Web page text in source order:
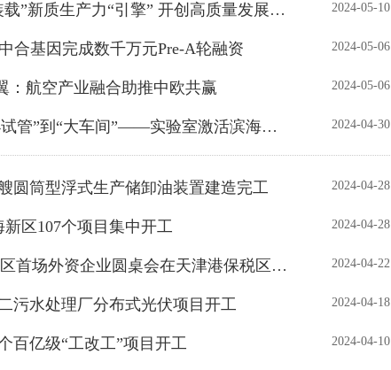
• 全媒聚焦！保税区“装载”新质生产力“引擎” 开创高质量发展新局面 2024-05-10
合基因完成数千万元Pre-A轮融资 2024-05-06
：航空产业融合助推中欧共赢 2024-05-06
• 新华每日电讯 | 从“小试管”到“大车间”——实验室激活滨海新区发展新动能 2024-04-30
圆筒型浮式生产储卸油装置建造完工 2024-04-28
区107个项目集中开工 2024-04-28
• 政企“面对面” 滨海新区首场外资企业圆桌会在天津港保税区成功举办 2024-04-22
污水处理厂分布式光伏项目开工 2024-04-18
百亿级“工改工”项目开工 2024-04-10